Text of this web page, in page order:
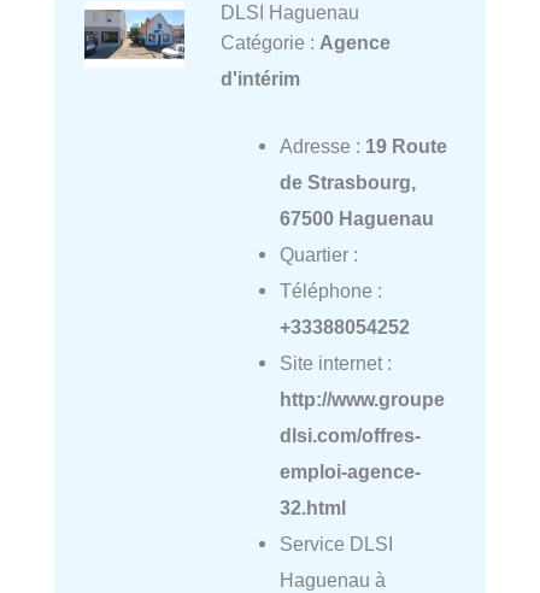
DLSI Haguenau
Catégorie : Agence
d'intérim
Adresse : 19 Route
de Strasbourg,
67500 Haguenau
Quartier :
Téléphone :
+33388054252
Site internet :
http://www.groupe
dlsi.com/offres-
emploi-agence-
32.html
Service DLSI
Haguenau à